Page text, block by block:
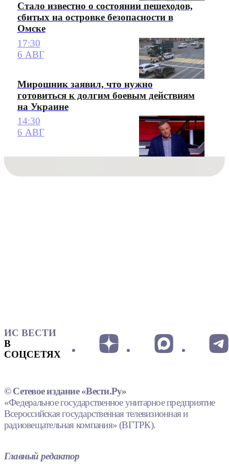
Стало известно о состоянии пешеходов,
сбитых на островке безопасности в
Омске
17:30
6 АВГ
Мирошник заявил, что нужно
готовиться к долгим боевым действиям
на Украине
14:30
6 АВГ
ИС ВЕСТИ
В
СОЦСЕТЯХ
© Сетевое издание «Вести.Ру»
«Федеральное государственное унитарное предприятие
Всероссийская государственная телевизионная и
радиовещательная компания» (ВГТРК).
Главный редактор